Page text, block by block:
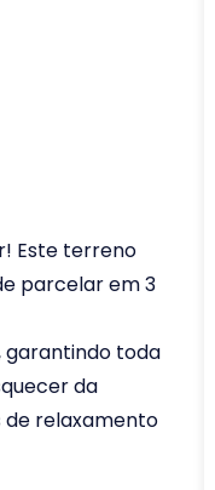
Este terreno
parcelar em 3
garantindo toda
da
relaxamento